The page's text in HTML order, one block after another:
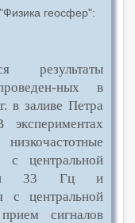
геосфер":
результаты
-ных в
в заливе Петра
с центральной
и 33 Гц и
с центральной
сигналов